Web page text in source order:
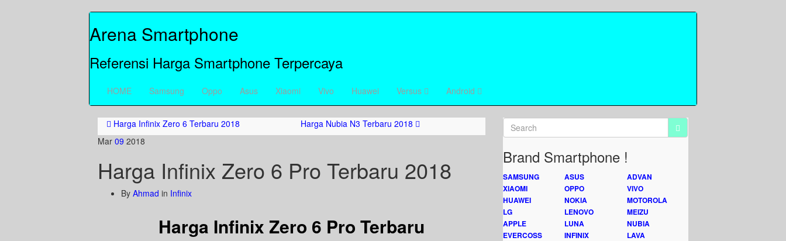
Arena Smartphone
Referensi Harga Smartphone Terpercaya
HOME Samsung Oppo Asus Xiaomi Vivo Huawei Versus Android
Harga Infinix Zero 6 Terbaru 2018
Harga Nubia N3 Terbaru 2018
Mar 09 2018
Harga Infinix Zero 6 Pro Terbaru 2018
By Ahmad in Infinix
Harga Infinix Zero 6 Pro Terbaru
Brand Smartphone !
SAMSUNG ASUS
ADVAN
XIAOMI
OPPO
VIVO
HUAWEI
NOKIA
MOTOROLA
LG
LENOVO
MEIZU
APPLE
LUNA
NUBIA
EVERCOSS
INFINIX
LAVA